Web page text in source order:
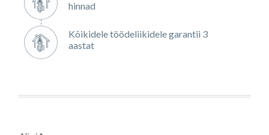
hinnad
Kõikidele töödeliikidele garantii 3
aastat